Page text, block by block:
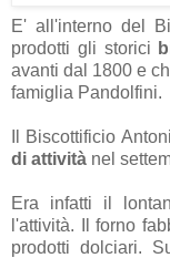
E' all'interno del
prodotti gli storici
avanti dal 1800 e
famiglia Pandolfini.
Il Biscottificio
di attività nel
Era infatti il
l'attività. Il forno
prodotti dolciari.